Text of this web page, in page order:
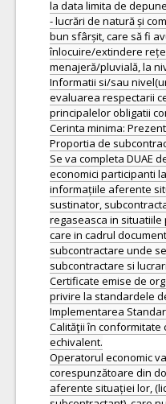
la data limita de
- lucrări de natură și
bun sfârșit, care să fi
înlocuire/extindere
menajeră/pluvială, la
Informatii si/sau
evaluarea respectarii
principalelor obligatii
Cerinta minima:
Proportia de
Se va completa DUAE
economici participanti
informațiile aferente
sustinator,
regaseasca in situatiile
care in cadrul
subcontractare unde
subcontractare si
Certificate emise de
privire la standardele
Implementarea
Calităţii în conformitate
echivalent.
Operatorul economic
corespunzătoare din
aferente situației lor,